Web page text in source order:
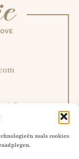
zoals cookies
6,